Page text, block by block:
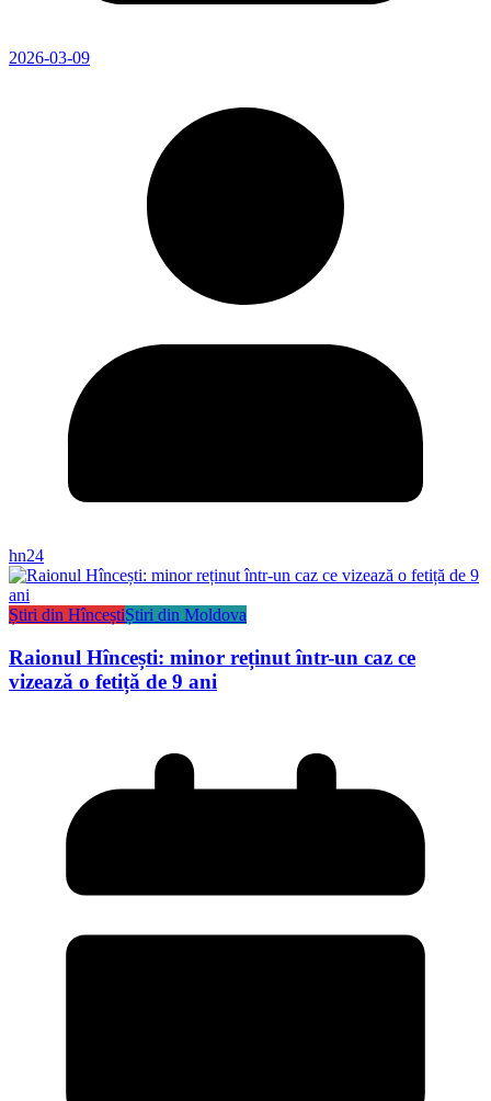
2026-03-09
hn24
Știri din HînceștiȘtiri din Moldova
Raionul Hîncești: minor reținut într-un caz ce
vizează o fetiță de 9 ani